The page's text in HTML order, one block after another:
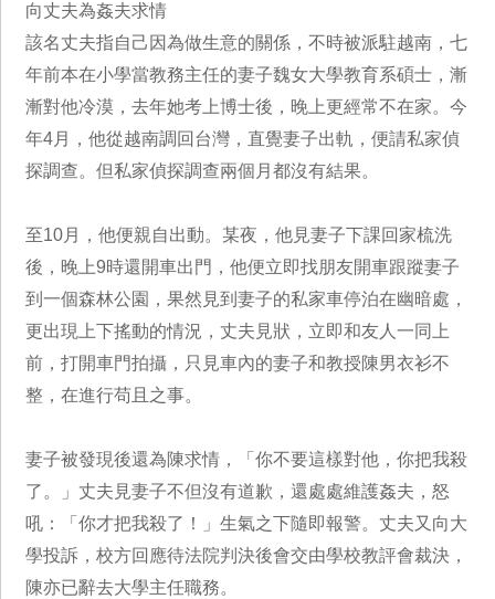
向丈夫為姦夫求情
該名丈夫指自己因為做生意的關係，不時被派駐越南，七
年前本在小學當教務主任的妻子魏女大學教育系碩士，漸
漸對他冷漠，去年她考上博士後，晚上更經常不在家。今
年4月，他從越南調回台灣，直覺妻子出軌，便請私家偵
探調查。但私家偵探調查兩個月都沒有結果。
至10月，他便親自出動。某夜，他見妻子下課回家梳洗
後，晚上9時還開車出門，他便立即找朋友開車跟蹤妻子
到一個森林公園，果然見到妻子的私家車停泊在幽暗處，
更出現上下搖動的情況，丈夫見狀，立即和友人一同上
前，打開車門拍攝，只見車內的妻子和教授陳男衣衫不
整，在進行苟且之事。
妻子被發現後還為陳求情，「你不要這樣對他，你把我殺
了。」丈夫見妻子不但沒有道歉，還處處維護姦夫，怒
吼：「你才把我殺了！」生氣之下隨即報警。丈夫又向大
學投訴，校方回應待法院判決後會交由學校教評會裁決，
陳亦已辭去大學主任職務。